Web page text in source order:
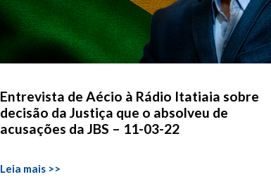
Entrevista de Aécio à Rádio Itatiaia sobre
decisão da Justiça que o absolveu de
acusações da JBS – 11-03-22
Leia mais >>